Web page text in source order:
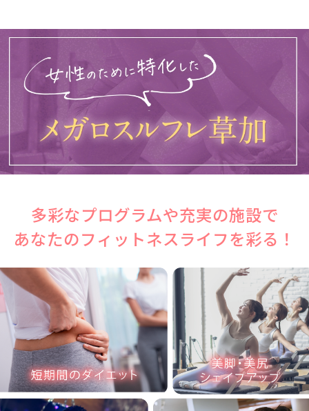
多彩なプログラムや充実の施設で
あなたのフィットネスライフを彩る！